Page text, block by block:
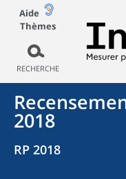
Aide
Thèmes
RECHERCHE
2018
RP 2018